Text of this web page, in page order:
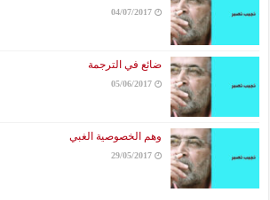
04/07/2017
ضائع في الترجمة
05/06/2017
وهم الخصوصية الغبي
29/05/2017